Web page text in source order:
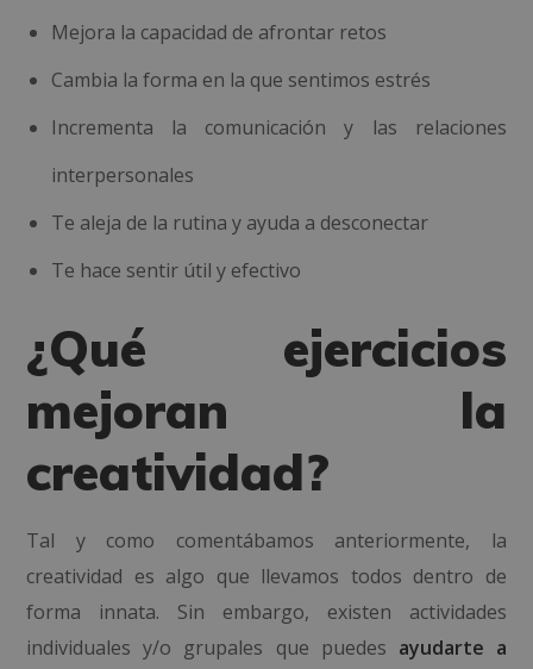
Mejora la capacidad de afrontar retos
Cambia la forma en la que sentimos estrés
Incrementa la comunicación y las relaciones
interpersonales
Te aleja de la rutina y ayuda a desconectar
Te hace sentir útil y efectivo
¿Qué ejercicios
mejoran la
creatividad?
Tal y como comentábamos anteriormente, la
creatividad es algo que llevamos todos dentro de
forma innata. Sin embargo, existen actividades
individuales y/o grupales que puedes ayudarte a